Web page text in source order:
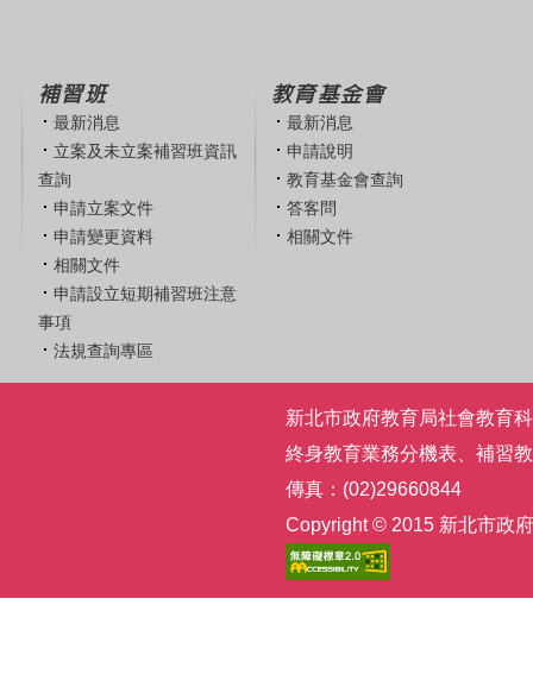
補習班
最新消息
立案及未立案補習班資訊
查詢
申請立案文件
申請變更資料
相關文件
申請設立短期補習班注意
事項
法規查詢專區
教育基金會
最新消息
申請說明
教育基金會查詢
答客問
相關文件
新北市政府教育局社會教育
終身教育業務分機表
補習
傳真：(02)29660844
Copyright © 2015 新北市政